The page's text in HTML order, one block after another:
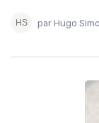
par Hugo